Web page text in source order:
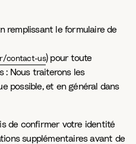
remplissant le formulaire de
contact-us) pour toute
: Nous traiterons les
possible, et en général dans
de confirmer votre identité
supplémentaires avant de